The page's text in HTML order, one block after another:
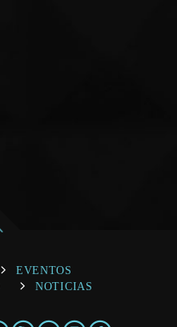
EVENTOS
NOTICIAS